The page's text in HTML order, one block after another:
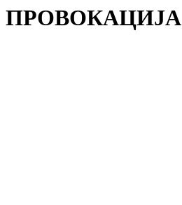
ПРОВОКАЦИЈА